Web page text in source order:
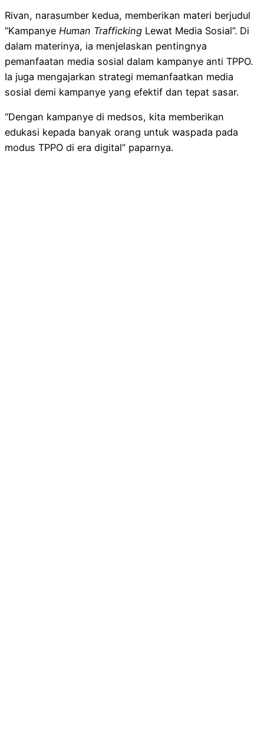
Rivan, narasumber kedua, memberikan materi berjudul
“Kampanye Human Trafficking Lewat Media Sosial”. Di
dalam materinya, ia menjelaskan pentingnya
pemanfaatan media sosial dalam kampanye anti TPPO.
Ia juga mengajarkan strategi memanfaatkan media
sosial demi kampanye yang efektif dan tepat sasar.
“Dengan kampanye di medsos, kita memberikan
edukasi kepada banyak orang untuk waspada pada
modus TPPO di era digital” paparnya.